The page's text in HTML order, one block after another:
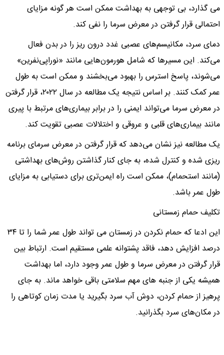
می گذارد، بی توجهی به بهداشت ممکن است هر گونه مزایای
احتمالی قرار گرفتن در معرض سرما را نفی کند.
دمای سرد، مکانیسم‌های عصبی غدد درون ریز را در بدن فعال
می‌کند. این مسیرها که شامل هورمون‌هایی مانند «نوراپی‌نفرین»
می‌شوند، پاسخ استرس را بهبود می‌بخشند و ممکن است به طول
عمر کمک کنند. بر اساس نتیجه یک مطالعه در سال ۲۰۲۲، قرار گرفتن
در معرض سرما می‌تواند ایمنی را در برابر بیماری‌های مرتبط با پیری
مانند بیماری‌های قلبی و عروقی و اختلالات عصبی تقویت کند.
یک مطالعه نیز نشان می‌دهد که قرار گرفتن در معرض سرمای برنامه
ریزی شده و کنترل شده، به جای کنار گذاشتن روش‌های بهداشتی
(مانند استحمام)، ممکن است راه ایمن‌تری برای دستیابی به مزایای
طول عمر باشد.
تکلیف حمام زمستانی
این ادعا که حمام نکردن در زمستان می تواند طول عمر شما را تا ۳۴
درصد افزایش دهد، فاقد پشتوانه علمی مستقیم است. ارتباط بین
قرار گرفتن در معرض سرما و طول عمر وجود دارد، اما بهداشت
همیشه یکی از جنبه های مهم سلامتی باقی خواهد ماند. به جای
پرهیز از حمام کردن، دوش آب سرد بگیرید یا مدت زمان کوتاهی را
در مکان‌های سرد بگذرانید.